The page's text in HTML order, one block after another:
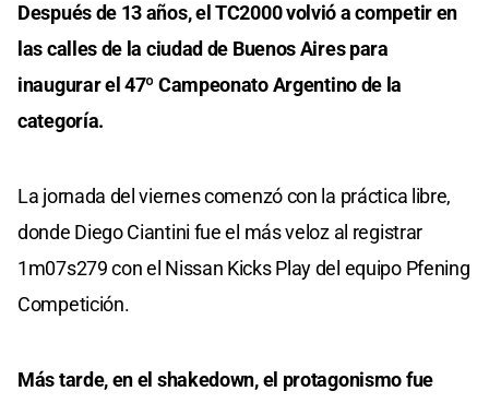
Después de 13 años, el TC2000 volvió a competir en
las calles de la ciudad de Buenos Aires para
inaugurar el 47º Campeonato Argentino de la
categoría.
La jornada del viernes comenzó con la práctica libre,
donde Diego Ciantini fue el más veloz al registrar
1m07s279 con el Nissan Kicks Play del equipo Pfening
Competición.
Más tarde, en el shakedown, el protagonismo fue